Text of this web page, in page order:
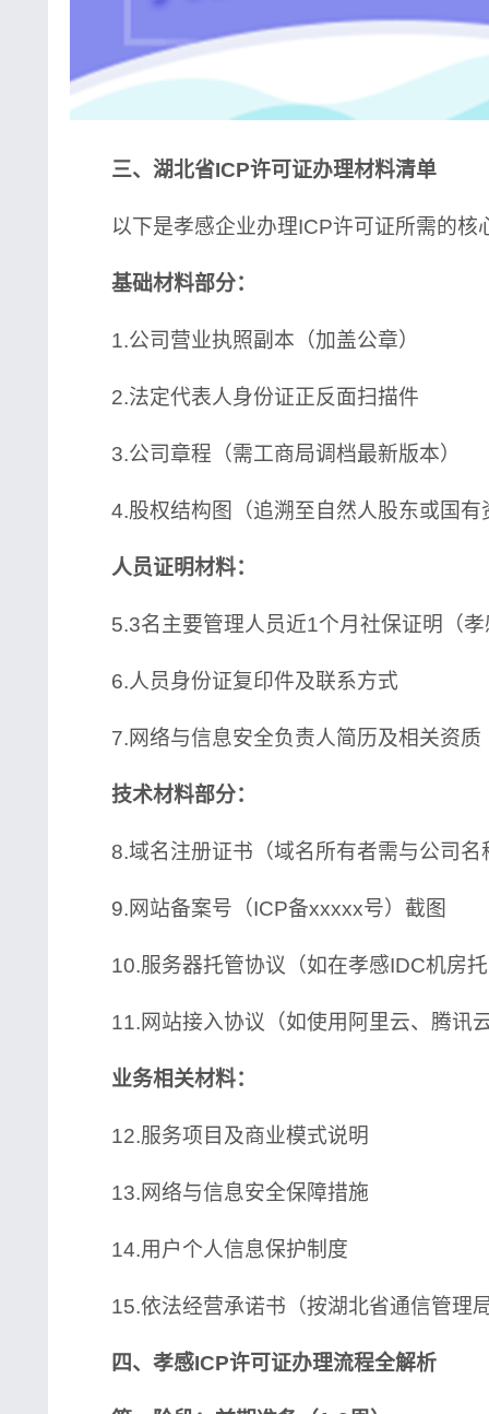
三、湖北省ICP许可证办理材料清单
以下是孝感企业办理ICP许可证所需的核
基础材料部分：
1.公司营业执照副本（加盖公章）
2.法定代表人身份证正反面扫描件
3.公司章程（需工商局调档最新版本）
4.股权结构图（追溯至自然人股东或国有
人员证明材料：
5.3名主要管理人员近1个月社保证明（孝
6.人员身份证复印件及联系方式
7.网络与信息安全负责人简历及相关资质
技术材料部分：
8.域名注册证书（域名所有者需与公司名
9.网站备案号（ICP备xxxxx号）截图
10.服务器托管协议（如在孝感IDC机房
11.网站接入协议（如使用阿里云、腾讯
业务相关材料：
12.服务项目及商业模式说明
13.网络与信息安全保障措施
14.用户个人信息保护制度
15.依法经营承诺书（按湖北省通信管理
四、孝感ICP许可证办理流程全解析